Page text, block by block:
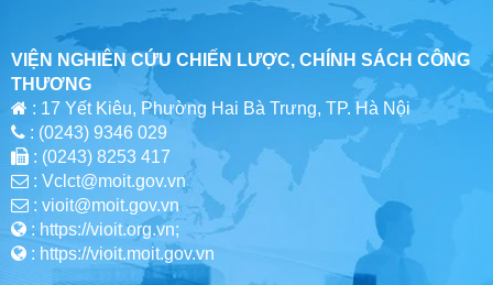
VIỆN NGHIÊN CỨU CHIẾN LƯỢC, CHÍNH SÁCH CÔNG
THƯƠNG
: 17 Yết Kiêu, Phường Hai Bà Trưng, TP. Hà Nội
: (0243) 9346 029
: (0243) 8253 417
: Vclct@moit.gov.vn
: vioit@moit.gov.vn
: https://vioit.org.vn;
: https://vioit.moit.gov.vn